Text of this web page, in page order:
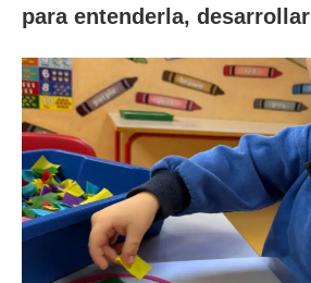
para entenderla,